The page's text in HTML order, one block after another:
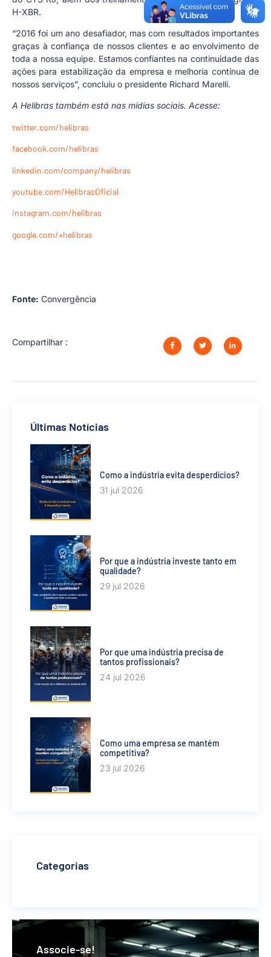
H-XBR.
“2016 foi um ano desafiador, mas com resultados importantes
graças à confiança de nossos clientes e ao envolvimento de
toda a nossa equipe. Estamos confiantes na continuidade das
ações para estabilização da empresa e melhoria contínua de
nossos serviços”, concluiu o presidente Richard Marelli.
A Helibras também está nas mídias sociais. Acesse:
twitter.com/helibras
facebook.com/helibras
linkedin.com/company/helibras
youtube.com/HelibrasOficial
instagram.com/helibras
google.com/+helibras
Fonte: Convergência
Compartilhar :
Últimas Notícias
Como a indústria evita desperdícios?
31 jul 2026
Por que a indústria investe tanto em
qualidade?
29 jul 2026
Por que uma indústria precisa de
tantos profissionais?
24 jul 2026
Como uma empresa se mantém
competitiva?
23 jul 2026
Categorias
Associe-se!